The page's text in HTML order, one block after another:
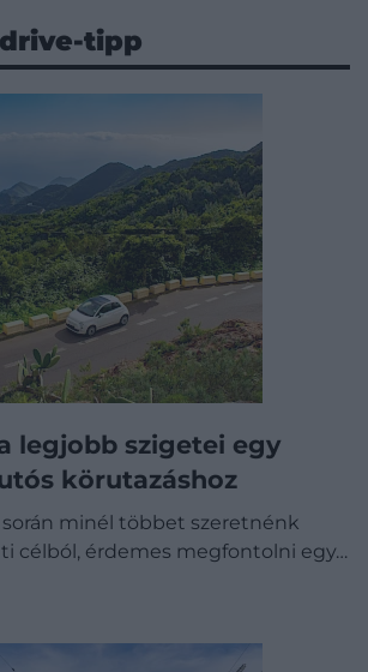
tipp
legjobb szigetei egy
körutazáshoz
során minél többet szeretnénk
célból, érdemes megfontolni egy…